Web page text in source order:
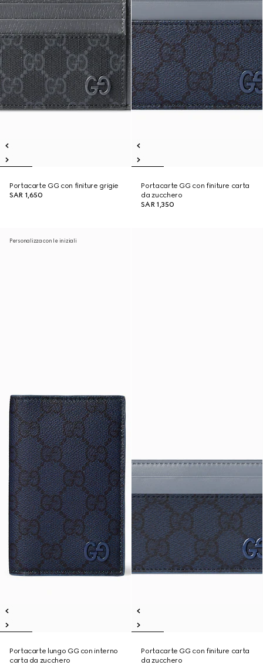
Portacarte GG con finiture grigie
SAR 1,650
Portacarte GG con finiture carta
da zucchero
SAR 1,350
Personalizza con le iniziali
Portacarte lungo GG con interno
carta da zucchero
Portacarte GG con finiture carta
da zucchero